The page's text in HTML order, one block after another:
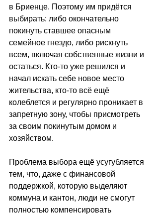
в Бриенце. Поэтому им придётся
выбирать: либо окончательно
покинуть ставшее опасным
семейное гнездо, либо рискнуть
всем, включая собственные жизни и
остаться. Кто-то уже решился и
начал искать себе новое место
жительства, кто-то всё ещё
колеблется и регулярно проникает в
запретную зону, чтобы присмотреть
за своим покинутым домом и
хозяйством.
Проблема выбора ещё усугубляется
тем, что, даже с финансовой
поддержкой, которую выделяют
коммуна и кантон, люди не смогут
полностью компенсировать